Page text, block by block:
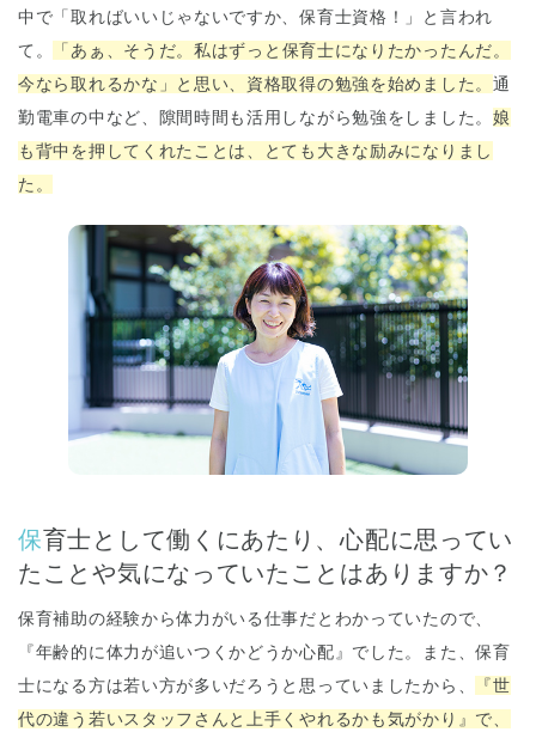
中で「取ればいいじゃないですか、保育士資格！」と言われ
て。
「あぁ、そうだ。私はずっと保育士になりたかったんだ。
今なら取れるかな」と思い、資格取得の勉強を始めました。 通
勤電車の中など、隙間時間も活用しながら勉強をしました。 娘
も背中を押してくれたことは、とても大きな励みになりまし
た。
保育士として働くにあたり、心配に思ってい
たことや気になっていたことはありますか？
保育補助の経験から体力がいる仕事だとわかっていたので、
『年齢的に体力が追いつくかどうか心配』でした。また、保育
士になる方は若い方が多いだろうと思っていましたから、
『世
代の違う若いスタッフさんと上手くやれるかも気がかり』で、